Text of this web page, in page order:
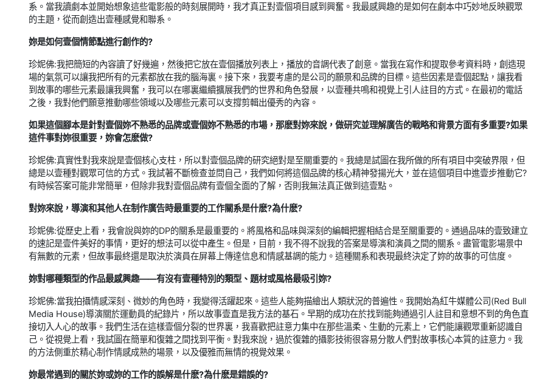
系。當我讀劇本並開始想象這些電影般的時刻展開時，我才真正對壹個項目感到興奮。我最感興趣的是如何在劇本中巧妙地反映觀眾
的主題，從而創造出壹種感覺和聯系。
妳是如何壹個情節點進行創作的?
珍妮佛:我把簡短的內容讀了好幾遍，然後把它放在壹個播放列表上，播放的音調代表了創意。當我在寫作和提取參考資料時，創造現
場的氣氛可以讓我把所有的元素都放在我的腦海裏。接下來，我要考慮的是公司的願景和品牌的目標。這些因素是壹個起點，讓我看
到故事的哪些元素最讓我興奮，我可以在哪裏繼續擴展我們的世界和角色發展，以壹種共鳴和視覺上引人註目的方式。在最初的電話
之後，我對他們願意推動哪些領域以及哪些元素可以支撐剪輯出優秀的內容。
如果這個腳本是針對壹個妳不熟悉的品牌或壹個妳不熟悉的市場，那麽對妳來說，做研究並理解廣告的戰略和背景方面有多重要?如果
這件事對妳很重要，妳會怎麽做?
珍妮佛:真實性對我來說是壹個核心支柱，所以對壹個品牌的研究絕對是至關重要的。我總是試圖在我所做的所有項目中突破界限，但
總是以壹種對觀眾可信的方式。我試著不斷檢查並問自己，我們如何將這個品牌的核心精神發揚光大，並在這個項目中進壹步推動它?
有時候答案可能非常簡單，但除非我對壹個品牌有壹個全面的了解，否則我無法真正做到這壹點。
對妳來說，導演和其他人在制作廣告時最重要的工作關系是什麽?為什麽?
珍妮佛:從歷史上看，我會說與妳的DP的關系是最重要的。將風格和品味與深刻的編輯把握相結合是至關重要的。通過品味的壹致建立
的速記是壹件美好的事情，更好的想法可以從中產生。但是，目前，我不得不說我的答案是導演和演員之間的關系。盡管電影場景中
有無數的元素，但故事最終還是取決於演員在屏幕上傳達信息和情感基調的能力。這種關系和表現最終決定了妳的故事的可信度。
妳對哪種類型的作品最感興趣——有沒有壹種特別的類型、題材或風格最吸引妳?
珍妮佛:當我拍攝情感深刻、微妙的角色時，我變得活躍起來。這些人能夠描繪出人類狀況的普遍性。我開始為紅牛媒體公司(Red Bull
Media House)導演關於運動員的紀錄片，所以故事壹直是我方法的基石。早期的成功在於找到能夠通過引人註目和意想不到的角色直
接切入人心的故事。我們生活在這樣壹個分裂的世界裏，我喜歡把註意力集中在那些溫柔、生動的元素上，它們能讓觀眾重新認識自
己。從視覺上看，我試圖在簡單和復雜之間找到平衡。對我來說，過於復雜的攝影技術很容易分散人們對故事核心本質的註意力。我
的方法側重於精心制作情感成熟的場景，以及優雅而無情的視覺效果。
妳最常遇到的關於妳或妳的工作的誤解是什麽?為什麽是錯誤的?